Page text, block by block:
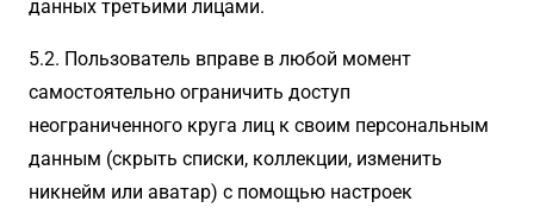
данных третьими лицами.
5.2. Пользователь вправе в любой момент
самостоятельно ограничить доступ
неограниченного круга лиц к своим персональным
данным (скрыть списки, коллекции, изменить
никнейм или аватар) с помощью настроек